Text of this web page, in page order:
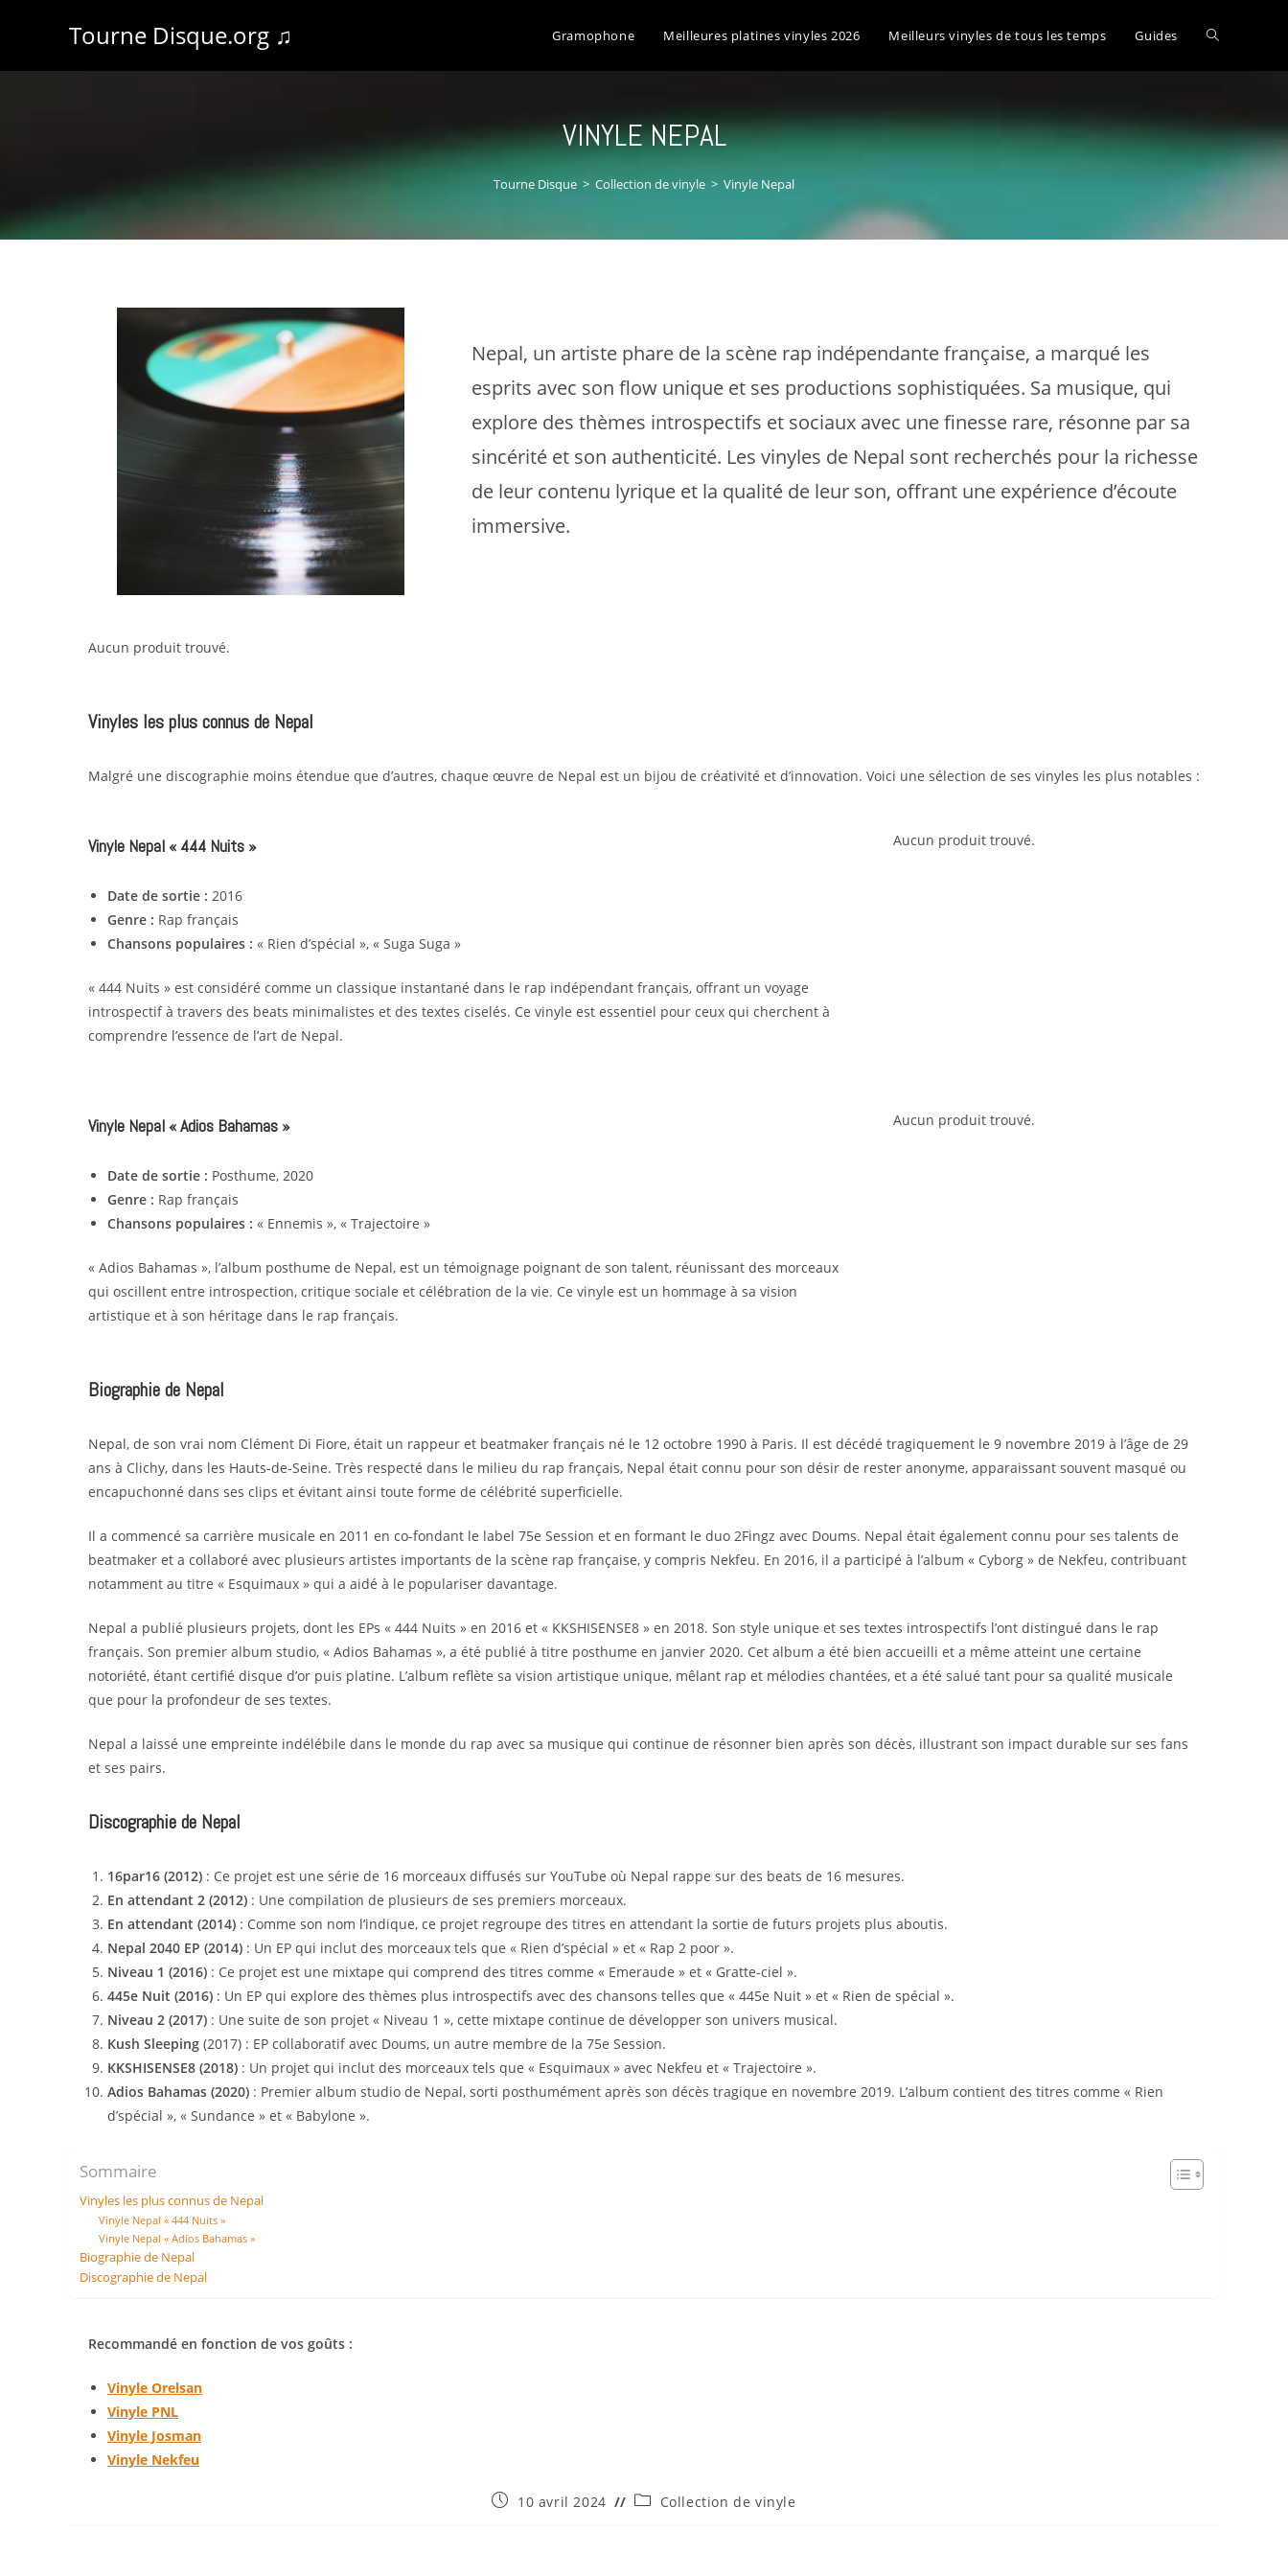
Tourne Disque.org ♫ Gramophone Meilleures platines vinyles 2026 Meilleurs vinyles de tous les temps Guides Toggle
search
VINYLE NEPAL
Tourne Disque > Collection de vinyle > Vinyle Nepal
Nepal, un artiste phare de la scène rap indépendante française, a marqué les
esprits avec son flow unique et ses productions sophistiquées. Sa musique, qui
explore des thèmes introspectifs et sociaux avec une finesse rare, résonne par sa
sincérité et son authenticité. Les vinyles de Nepal sont recherchés pour la richesse
de leur contenu lyrique et la qualité de leur son, offrant une expérience d’écoute
immersive.
Aucun produit trouvé.
Vinyles les plus connus de Nepal
Malgré une discographie moins étendue que d’autres, chaque œuvre de Nepal est un bijou de créativité et d’innovation. Voici une sélection de ses vinyles les plus notables :
Vinyle Nepal « 444 Nuits »
Date de sortie : 2016
Genre : Rap français
Chansons populaires : « Rien d’spécial », « Suga Suga »
« 444 Nuits » est considéré comme un classique instantané dans le rap indépendant français, offrant un voyage
introspectif à travers des beats minimalistes et des textes ciselés. Ce vinyle est essentiel pour ceux qui cherchent à
comprendre l’essence de l’art de Nepal.
Aucun produit trouvé.
Vinyle Nepal « Adios Bahamas »
Date de sortie : Posthume, 2020
Genre : Rap français
Chansons populaires : « Ennemis », « Trajectoire »
« Adios Bahamas », l’album posthume de Nepal, est un témoignage poignant de son talent, réunissant des morceaux
qui oscillent entre introspection, critique sociale et célébration de la vie. Ce vinyle est un hommage à sa vision
artistique et à son héritage dans le rap français.
Aucun produit trouvé.
Biographie de Nepal
Nepal, de son vrai nom Clément Di Fiore, était un rappeur et beatmaker français né le 12 octobre 1990 à Paris. Il est décédé tragiquement le 9 novembre 2019 à l’âge de 29
ans à Clichy, dans les Hauts-de-Seine. Très respecté dans le milieu du rap français, Nepal était connu pour son désir de rester anonyme, apparaissant souvent masqué ou
encapuchonné dans ses clips et évitant ainsi toute forme de célébrité superficielle.
Il a commencé sa carrière musicale en 2011 en co-fondant le label 75e Session et en formant le duo 2Fingz avec Doums. Nepal était également connu pour ses talents de
beatmaker et a collaboré avec plusieurs artistes importants de la scène rap française, y compris Nekfeu. En 2016, il a participé à l’album « Cyborg » de Nekfeu, contribuant
notamment au titre « Esquimaux » qui a aidé à le populariser davantage.
Nepal a publié plusieurs projets, dont les EPs « 444 Nuits » en 2016 et « KKSHISENSE8 » en 2018. Son style unique et ses textes introspectifs l’ont distingué dans le rap
français. Son premier album studio, « Adios Bahamas », a été publié à titre posthume en janvier 2020. Cet album a été bien accueilli et a même atteint une certaine
notoriété, étant certifié disque d’or puis platine. L’album reflète sa vision artistique unique, mêlant rap et mélodies chantées, et a été salué tant pour sa qualité musicale
que pour la profondeur de ses textes.
Nepal a laissé une empreinte indélébile dans le monde du rap avec sa musique qui continue de résonner bien après son décès, illustrant son impact durable sur ses fans
et ses pairs.
Discographie de Nepal
16par16 (2012) : Ce projet est une série de 16 morceaux diffusés sur YouTube où Nepal rappe sur des beats de 16 mesures.
En attendant 2 (2012) : Une compilation de plusieurs de ses premiers morceaux.
En attendant (2014) : Comme son nom l’indique, ce projet regroupe des titres en attendant la sortie de futurs projets plus aboutis.
Nepal 2040 EP (2014) : Un EP qui inclut des morceaux tels que « Rien d’spécial » et « Rap 2 poor ».
Niveau 1 (2016) : Ce projet est une mixtape qui comprend des titres comme « Emeraude » et « Gratte-ciel ».
445e Nuit (2016) : Un EP qui explore des thèmes plus introspectifs avec des chansons telles que « 445e Nuit » et « Rien de spécial ».
Niveau 2 (2017) : Une suite de son projet « Niveau 1 », cette mixtape continue de développer son univers musical.
Kush Sleeping (2017) : EP collaboratif avec Doums, un autre membre de la 75e Session.
KKSHISENSE8 (2018) : Un projet qui inclut des morceaux tels que « Esquimaux » avec Nekfeu et « Trajectoire ».
Adios Bahamas (2020) : Premier album studio de Nepal, sorti posthumément après son décès tragique en novembre 2019. L’album contient des titres comme « Rien
d’spécial », « Sundance » et « Babylone ».
Sommaire
Vinyles les plus connus de Nepal
Vinyle Nepal « 444 Nuits »
Vinyle Nepal « Adios Bahamas »
Biographie de Nepal
Discographie de Nepal
Recommandé en fonction de vos goûts :
Vinyle Orelsan
Vinyle PNL
Vinyle Josman
Vinyle Nekfeu
Publication
10 avril 2024
PostCollection de vinyle